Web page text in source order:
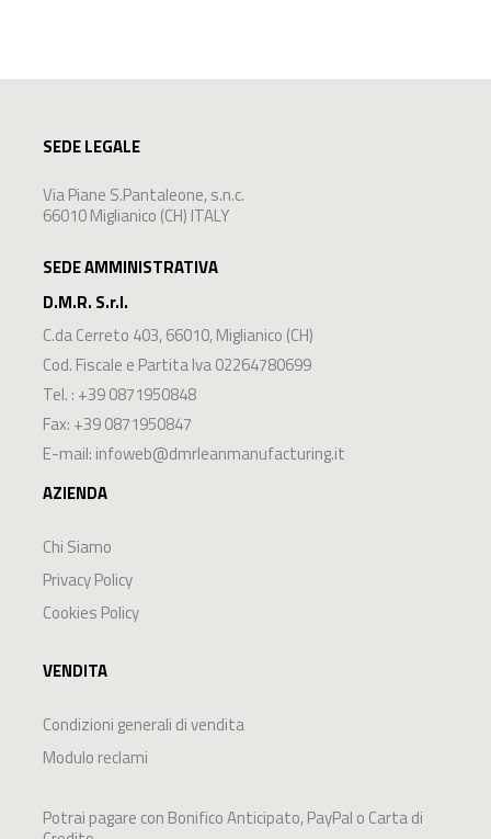
SEDE LEGALE
Via Piane S.Pantaleone, s.n.c.
66010 Miglianico (CH) ITALY
SEDE AMMINISTRATIVA
D.M.R. S.r.l.
C.da Cerreto 403,66010,Miglianico (CH)
Cod. Fiscale e Partita Iva 02264780699
Tel. : +39 0871950848
Fax: +39 0871950847
E-mail: infoweb@dmrleanmanufacturing.it
AZIENDA
Chi Siamo
Privacy Policy
Cookies Policy
VENDITA
Condizioni generali di vendita
Modulo reclami
Potrai pagare con Bonifico Anticipato, PayPal o Carta di